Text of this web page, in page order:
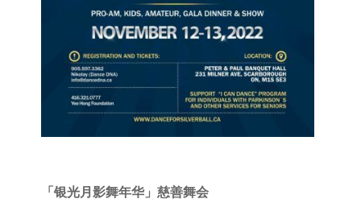
「银光月影舞年华」慈善舞会